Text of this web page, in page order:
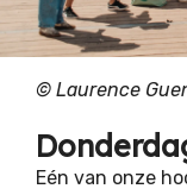
© Laurence
Eén van onze